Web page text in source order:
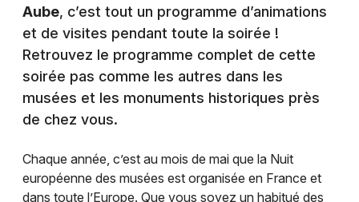
Aube, c’est tout un programme d’animations
et de visites pendant toute la soirée !
Retrouvez le programme complet de cette
soirée pas comme les autres dans les
musées et les monuments historiques près
de chez vous.
Chaque année, c’est au mois de mai que la Nuit
européenne des musées est organisée en France et
dans toute l’Europe. Que vous soyez un habitué des